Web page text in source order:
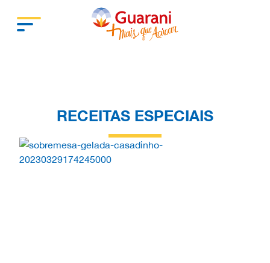
RECEITAS ESPECIAIS